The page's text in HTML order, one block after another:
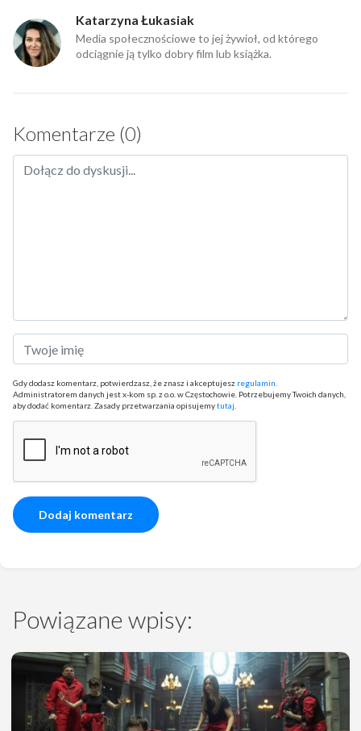
Katarzyna Łukasiak
Media społecznościowe to jej żywioł, od którego
odciągnie ją tylko dobry film lub książka.
Komentarze (0)
Gdy dodasz komentarz, potwierdzasz, że znasz i akceptujesz regulamin
Administratorem danych jest x-kom sp. z o.o. w Częstochowie. Potrzebujemy Twoich danych,
aby dodać komentarz. Zasady przetwarzania opisujemytutaj
Powiązane wpisy: